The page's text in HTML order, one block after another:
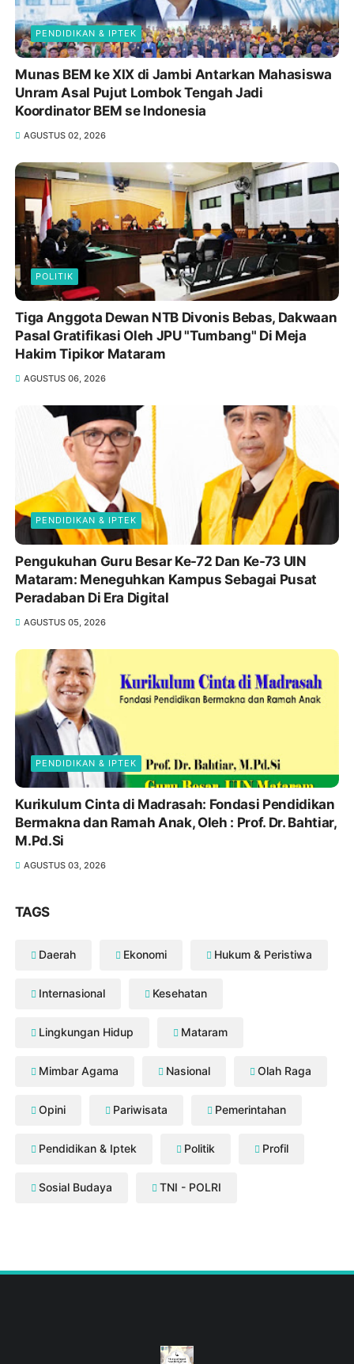
PENDIDIKAN & IPTEK
Munas BEM ke XIX di Jambi Antarkan Mahasiswa
Unram Asal Pujut Lombok Tengah Jadi
Koordinator BEM se Indonesia
AGUSTUS 02, 2026
POLITIK
Tiga Anggota Dewan NTB Divonis Bebas, Dakwaan
Pasal Gratifikasi Oleh JPU "Tumbang" Di Meja
Hakim Tipikor Mataram
AGUSTUS 06, 2026
PENDIDIKAN & IPTEK
Pengukuhan Guru Besar Ke-72 Dan Ke-73 UIN
Mataram: Meneguhkan Kampus Sebagai Pusat
Peradaban Di Era Digital
AGUSTUS 05, 2026
PENDIDIKAN & IPTEK
Kurikulum Cinta di Madrasah: Fondasi Pendidikan
Bermakna dan Ramah Anak, Oleh : Prof. Dr. Bahtiar,
M.Pd.Si
AGUSTUS 03, 2026
TAGS
Daerah Ekonomi Hukum & Peristiwa
Internasional Kesehatan
Lingkungan Hidup Mataram
Mimbar Agama Nasional Olah Raga
Opini Pariwisata Pemerintahan
Pendidikan & Iptek Politik Profil
Sosial Budaya TNI - POLRI